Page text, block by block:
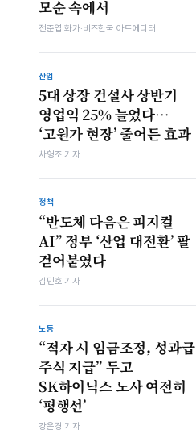
모순 속에서
전준엽 화가·비즈한국 아트에디터
산업
5대 상장 건설사 상반기
영업익 25% 늘었다…
‘고원가 현장’ 줄어든 효과
차형조 기자
정책
“반도체 다음은 피지컬
AI” 정부 ‘산업 대전환’ 팔
걷어붙였다
김민호 기자
노동
“적자 시 임금조정, 성과급
주식 지급” 두고
SK하이닉스 노사 여전히
‘평행선’
강은경 기자